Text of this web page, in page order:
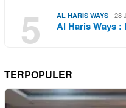
5 AL HARIS WAYS 28
Al Haris Ways :
TERPOPULER